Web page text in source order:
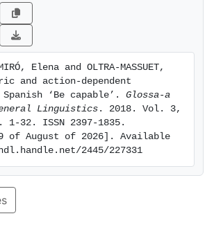
reading is the result of
of the adjective capaz ‘capable’
bearing copula ser ‘be’, which
of ordering source in the modal.
Elena and OLTRA-MASSUET,
and action-dependent
‘Be capable’. Glossa-a
Linguistics . 2018. Vol. 3,
1-32. ISSN 2397-1835.
of August of 2026]. Available
2445/227331